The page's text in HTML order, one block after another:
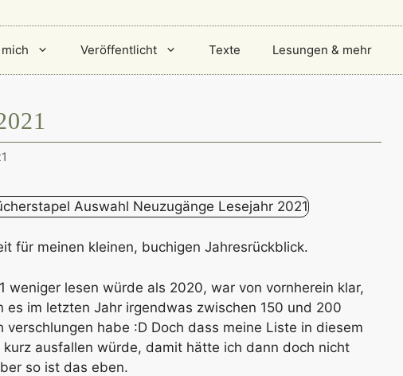
Veröffentlicht Texte Lesungen & mehr
für meinen kleinen, buchigen Jahresrückblick.
weniger lesen würde als 2020, war von vornherein klar,
es im letzten Jahr irgendwas zwischen 150 und 200
verschlungen habe :D Doch dass meine Liste in diesem
kurz ausfallen würde, damit hätte ich dann doch nicht
so ist das eben.